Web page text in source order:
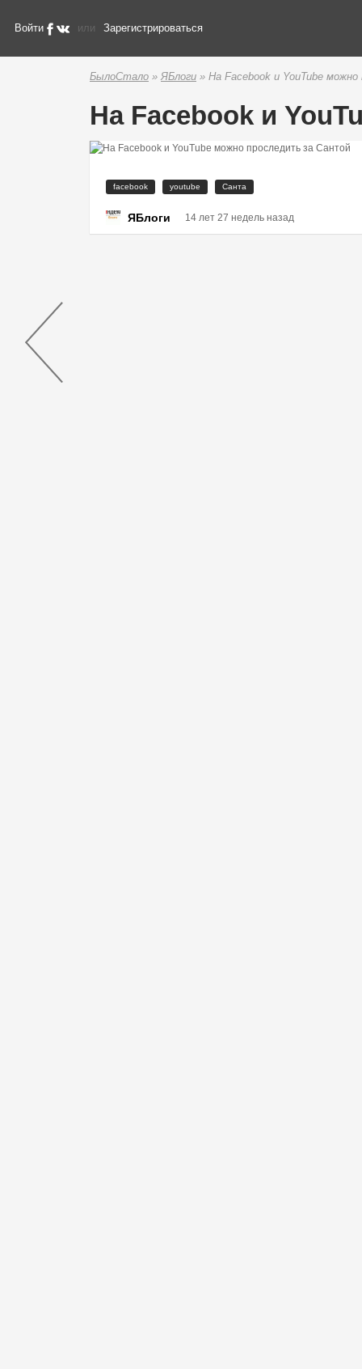
Войти или Зарегистрироваться
БылоСтало » ЯБлоги » На Facebook и YouTube
На Facebook и
facebook youtube Санта
ЯБлоги 14 лет 27 недель назад